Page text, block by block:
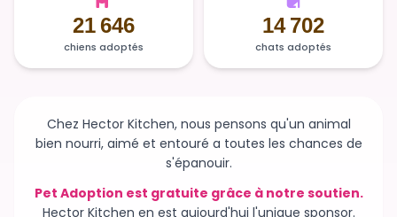
21 646
chiens adoptés
14 702
chats adoptés
Chez Hector Kitchen, nous pensons qu'un animal
bien nourri, aimé et entouré a toutes les chances de
s'épanouir.
Pet Adoption est gratuite grâce à notre soutien.
Hector Kitchen en est aujourd'hui l'unique sponsor.